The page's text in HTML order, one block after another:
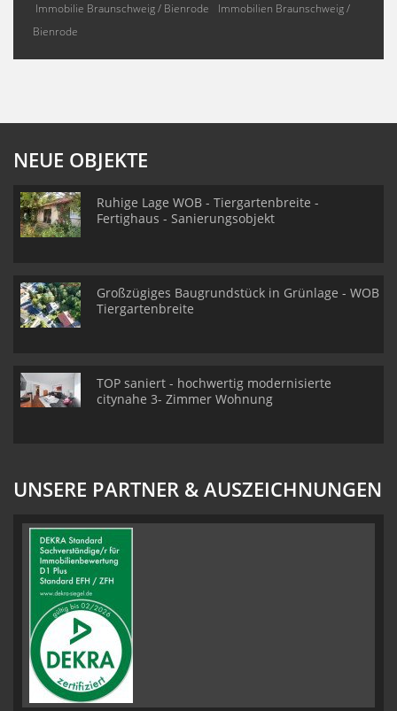
Immobilie Braunschweig / Bienrode
Immobilien Braunschweig /
Bienrode
NEUE OBJEKTE
Ruhige Lage WOB - Tiergartenbreite -
Fertighaus - Sanierungsobjekt
Großzügiges Baugrundstück in Grünlage - WOB
Tiergartenbreite
TOP saniert - hochwertig modernisierte
citynahe 3- Zimmer Wohnung
UNSERE PARTNER & AUSZEICHNUNGEN